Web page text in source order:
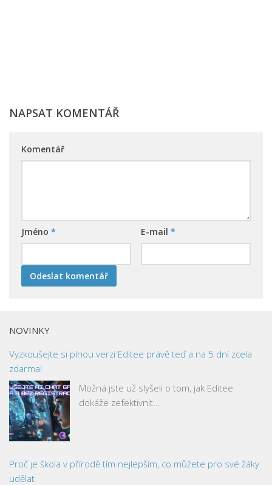
NAPSAT KOMENTÁŘ
Komentář
Jméno * E-mail *
NOVINKY
Vyzkoušejte si plnou verzi Editee právě teď a na 5 dní zcela
zdarma!
Možná jste už slyšeli o tom, jak Editee
dokáže zefektivnit…
Proč je škola v přírodě tím nejlepším, co můžete pro své žáky
udělat